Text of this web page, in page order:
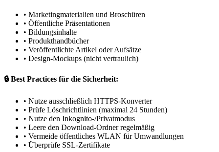
• Marketingmaterialien und Broschüren
• Öffentliche Präsentationen
• Bildungsinhalte
• Produkthandbücher
• Veröffentlichte Artikel oder Aufsätze
• Design-Mockups (nicht vertraulich)
🔒 Best Practices für die Sicherheit:
• Nutze ausschließlich HTTPS-Konverter
• Prüfe Löschrichtlinien (maximal 24 Stunden)
• Nutze den Inkognito-/Privatmodus
• Leere den Download-Ordner regelmäßig
• Vermeide öffentliches WLAN für Umwandlungen
• Überprüfe SSL-Zertifikate